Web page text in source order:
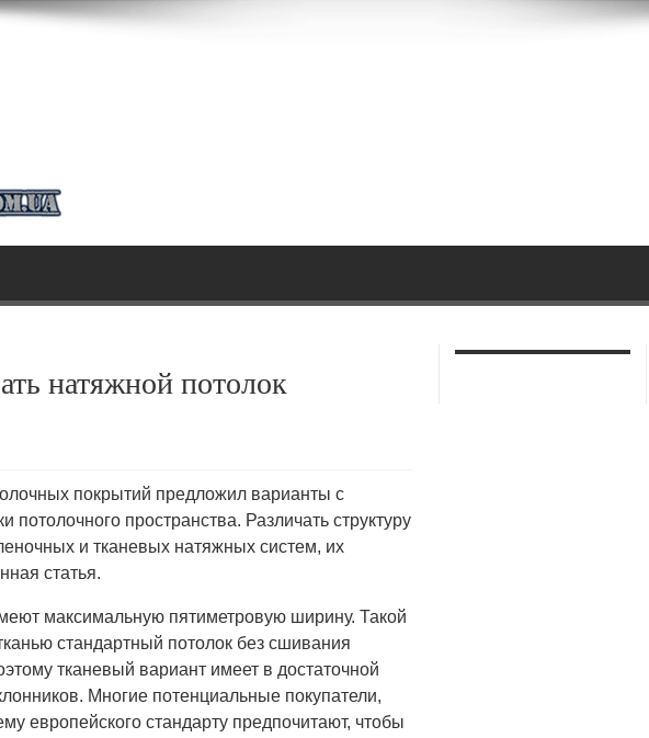
натяжной потолок
покрытий предложил варианты с
потолочного пространства. Различать структуру
и тканевых натяжных систем, их
статья.
максимальную пятиметровую ширину. Такой
стандартный потолок без сшивания
тканевый вариант имеет в достаточной
Многие потенциальные покупатели,
европейского стандарту предпочитают, чтобы